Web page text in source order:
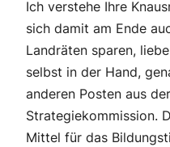
Ich verstehe Ihre
sich damit am Ende
Landräten sparen,
selbst in der Hand,
anderen Posten aus
Strategiekommission.
Mittel für das